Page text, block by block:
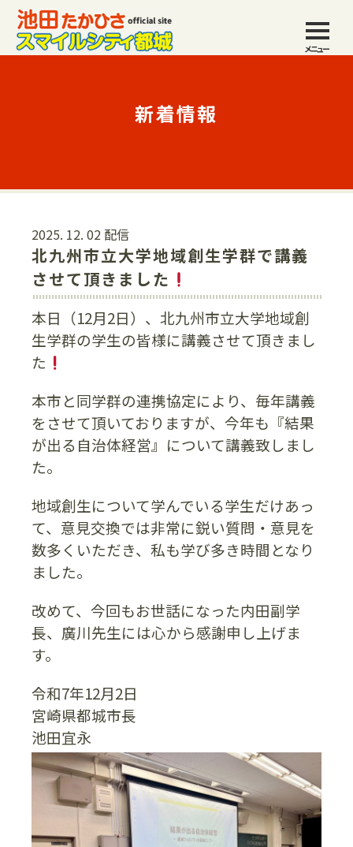
メニュー
新着情報
2025. 12. 02 配信
北九州市立大学地域創生学群で講義
させて頂きました
本日（12月2日）、北九州市立大学地域創
生学群の学生の皆様に講義させて頂きまし
た
本市と同学群の連携協定により、毎年講義
をさせて頂いておりますが、今年も『結果
が出る自治体経営』について講義致しまし
た。
地域創生について学んでいる学生だけあっ
て、意見交換では非常に鋭い質問・意見を
数多くいただき、私も学び多き時間となり
ました。
改めて、今回もお世話になった内田副学
長、廣川先生には心から感謝申し上げま
す。
令和7年12月2日
宮崎県都城市長
池田宜永